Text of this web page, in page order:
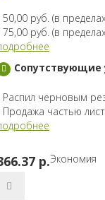
50,00 руб. (в
75,00 руб. (в
Сопутствующие
Распил черновым
Продажа частью
p.Экономия